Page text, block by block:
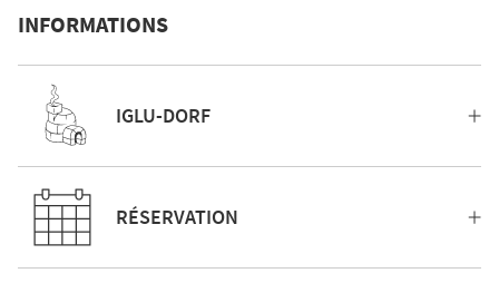
INFORMATIONS
IGLU-DORF
RÉSERVATION